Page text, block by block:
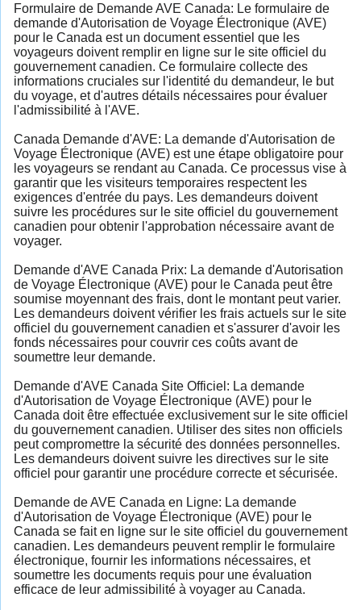
Formulaire de Demande AVE Canada: Le formulaire de
demande d'Autorisation de Voyage Électronique (AVE)
pour le Canada est un document essentiel que les
voyageurs doivent remplir en ligne sur le site officiel du
gouvernement canadien. Ce formulaire collecte des
informations cruciales sur l'identité du demandeur, le but
du voyage, et d'autres détails nécessaires pour évaluer
l'admissibilité à l'AVE.
Canada Demande d'AVE: La demande d'Autorisation de
Voyage Électronique (AVE) est une étape obligatoire pour
les voyageurs se rendant au Canada. Ce processus vise à
garantir que les visiteurs temporaires respectent les
exigences d'entrée du pays. Les demandeurs doivent
suivre les procédures sur le site officiel du gouvernement
canadien pour obtenir l'approbation nécessaire avant de
voyager.
Demande d'AVE Canada Prix: La demande d'Autorisation
de Voyage Électronique (AVE) pour le Canada peut être
soumise moyennant des frais, dont le montant peut varier.
Les demandeurs doivent vérifier les frais actuels sur le site
officiel du gouvernement canadien et s'assurer d'avoir les
fonds nécessaires pour couvrir ces coûts avant de
soumettre leur demande.
Demande d'AVE Canada Site Officiel: La demande
d'Autorisation de Voyage Électronique (AVE) pour le
Canada doit être effectuée exclusivement sur le site officiel
du gouvernement canadien. Utiliser des sites non officiels
peut compromettre la sécurité des données personnelles.
Les demandeurs doivent suivre les directives sur le site
officiel pour garantir une procédure correcte et sécurisée.
Demande de AVE Canada en Ligne: La demande
d'Autorisation de Voyage Électronique (AVE) pour le
Canada se fait en ligne sur le site officiel du gouvernement
canadien. Les demandeurs peuvent remplir le formulaire
électronique, fournir les informations nécessaires, et
soumettre les documents requis pour une évaluation
efficace de leur admissibilité à voyager au Canada.